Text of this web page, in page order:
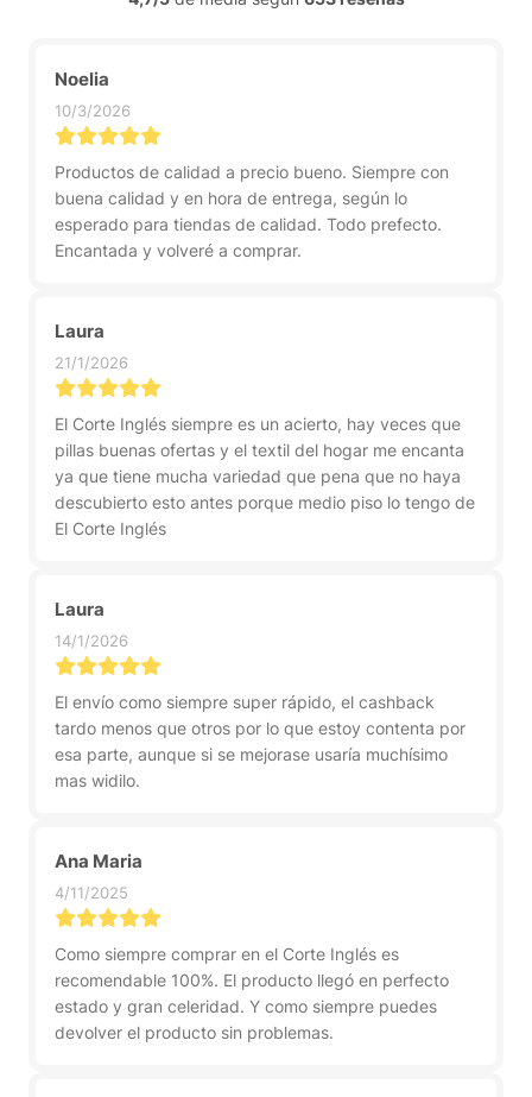
Noelia
10/3/2026
Productos de calidad a precio bueno. Siempre con
buena calidad y en hora de entrega, según lo
esperado para tiendas de calidad. Todo prefecto.
Encantada y volveré a comprar.
Laura
21/1/2026
El Corte Inglés siempre es un acierto, hay veces que
pillas buenas ofertas y el textil del hogar me encanta
ya que tiene mucha variedad que pena que no haya
descubierto esto antes porque medio piso lo tengo de
El Corte Inglés
Laura
14/1/2026
El envío como siempre super rápido, el cashback
tardo menos que otros por lo que estoy contenta por
esa parte, aunque si se mejorase usaría muchísimo
mas widilo.
Ana Maria
4/11/2025
Como siempre comprar en el Corte Inglés es
recomendable 100%. El producto llegó en perfecto
estado y gran celeridad. Y como siempre puedes
devolver el producto sin problemas.